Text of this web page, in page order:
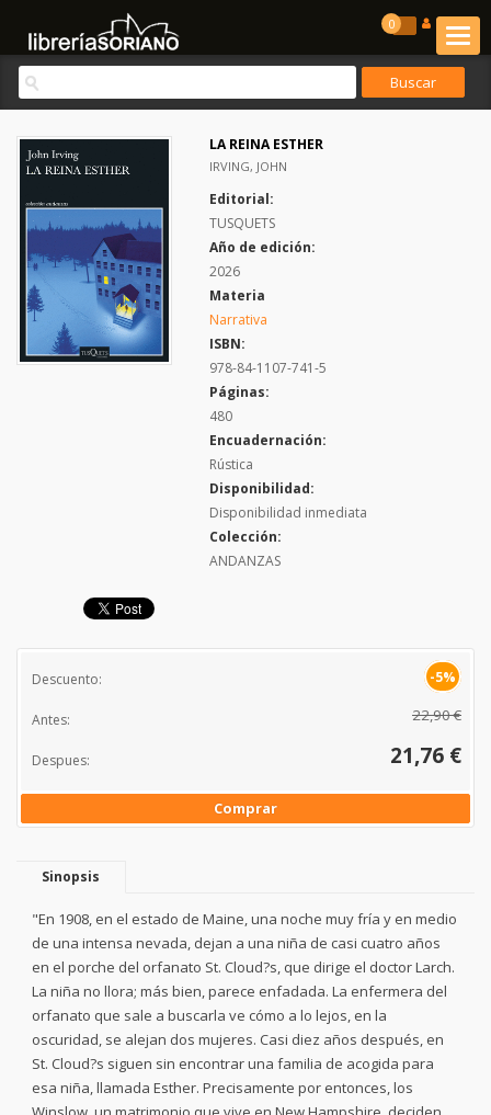
0
LA REINA ESTHER
IRVING, JOHN
Editorial:
TUSQUETS
Año de edición:
2026
Materia
Narrativa
ISBN:
978-84-1107-741-5
Páginas:
480
Encuadernación:
Rústica
Disponibilidad:
Disponibilidad inmediata
Colección:
ANDANZAS
Descuento: -5%
Antes: 22,90 €
Despues: 21,76 €
Comprar
Sinopsis
"En 1908, en el estado de Maine, una noche muy fría y en medio
de una intensa nevada, dejan a una niña de casi cuatro años
en el porche del orfanato St. Cloud?s, que dirige el doctor Larch.
La niña no llora; más bien, parece enfadada. La enfermera del
orfanato que sale a buscarla ve cómo a lo lejos, en la
oscuridad, se alejan dos mujeres. Casi diez años después, en
St. Cloud?s siguen sin encontrar una familia de acogida para
esa niña, llamada Esther. Precisamente por entonces, los